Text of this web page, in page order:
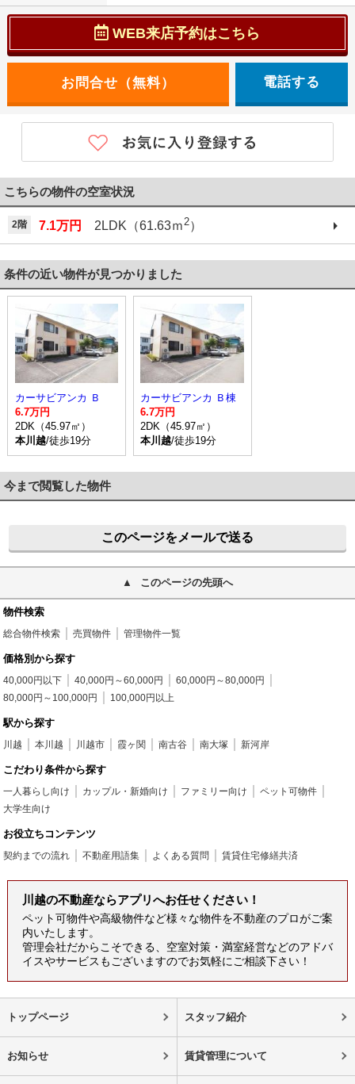
WEB来店予約はこちら
電話する
こちらの物件の空室状況
2階 7.1万円 2LDK（61.63ｍ2）
条件の近い物件が見つかりました
カーサビアンカ Ｂ
6.7万円
2DK（45.97㎡）
本川越/徒歩19分
カーサビアンカ Ｂ棟
6.7万円
2DK（45.97㎡）
本川越/徒歩19分
今まで閲覧した物件
このページをメールで送る
このページの先頭へ
物件検索
総合物件検索 売買物件 管理物件一覧
価格別から探す
40,000円以下 40,000円～60,000円
60,000円～80,000円
80,000円～100,000円
100,000円以上
駅から探す
川越 本川越 川越市 霞ヶ関 南古谷 南大塚 新河岸
こだわり条件から探す
一人暮らし向け カップル・新婚向け ファミリー向け
ペット可物件
大学生向け
お役立ちコンテンツ
契約までの流れ 不動産用語集 よくある質問 賃貸住宅修繕共済
川越の不動産ならアプリへお任せください！
ペット可物件や高級物件など様々な物件を不動産のプロがご案
内いたします。
管理会社だからこそできる、空室対策・満室経営などのアドバ
イスやサービスもございますのでお気軽にご相談下さい！
トップページ スタッフ紹介
お知らせ 賃貸管理について